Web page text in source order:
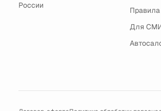
России
Для